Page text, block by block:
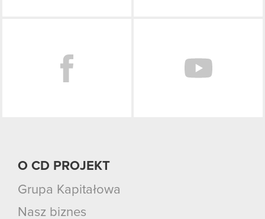
O CD PROJEKT
Grupa Kapitałowa
Nasz biznes